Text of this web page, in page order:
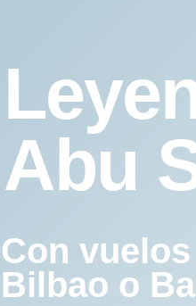
Abu
Con
Bilbao o